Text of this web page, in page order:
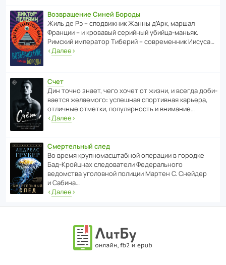
Возвращение Синей Бороды
Жиль де Рэ – спод­ви­жник Жанны д’Арк, маршал
Франции – и кровавый серийный убийца-маньяк.
Римский импе­ратор Тиберий – совре­менник Иисуса…
‹Далее›
Счет
Дин точно знает, чего хочет от жизни, и всегда доби­
ва­ется жела­е­мого: успе­шная спор­ти­вная карьера,
отли­чные отметки, попу­ля­р­ность и внимание…
‹Далее›
Смертельный след
Во время круп­но­мас­ш­та­бной операции в городке
Бад‑Крой­цнах следо­ва­тели Феде­раль­ного
ведомства уголо­вной полиции Мартен С. Снейдер
и Сабина…
‹Далее›